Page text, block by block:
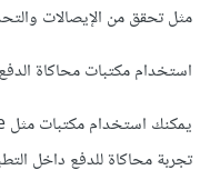
مثل تحقق من الإيصالات
استخدام مكتبات محاكاة الدفع:
تجربة محاكاة للدفع داخل